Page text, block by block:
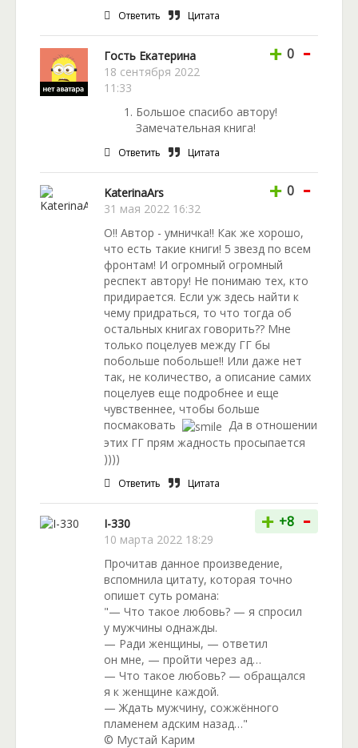
Ответить Цитата
Гость Екатерина
18 сентября 2022
11:33
+ 0 -
Большое спасибо автору!
Замечательная книга!
Ответить Цитата
KaterinaArs
31 мая 2022 16:32
+ 0 -
О!! Автор - умничка!! Как же хорошо,
что есть такие книги! 5 звезд по всем
фронтам! И огромный огромный
респект автору! Не понимаю тех, кто
придирается. Если уж здесь найти к
чему придраться, то что тогда об
остальных книгах говорить?? Мне
только поцелуев между ГГ бы
побольше побольше!! Или даже нет
так, не количество, а описание самих
поцелуев еще подробнее и еще
чувственнее, чтобы больше
посмаковать
Да в отношении
этих ГГ прям жадность просыпается
))))
Ответить Цитата
I-330
10 марта 2022 18:29
+ +8 -
Прочитав данное произведение,
вспомнила цитату, которая точно
опишет суть романа:
"— Что такое любовь? — я спросил
у мужчины однажды.
— Ради женщины, — ответил
он мне, — пройти через ад…
— Что такое любовь? — обращался
я к женщине каждой.
— Ждать мужчину, сожжённого
пламенем адским назад…"
© Мустай Карим